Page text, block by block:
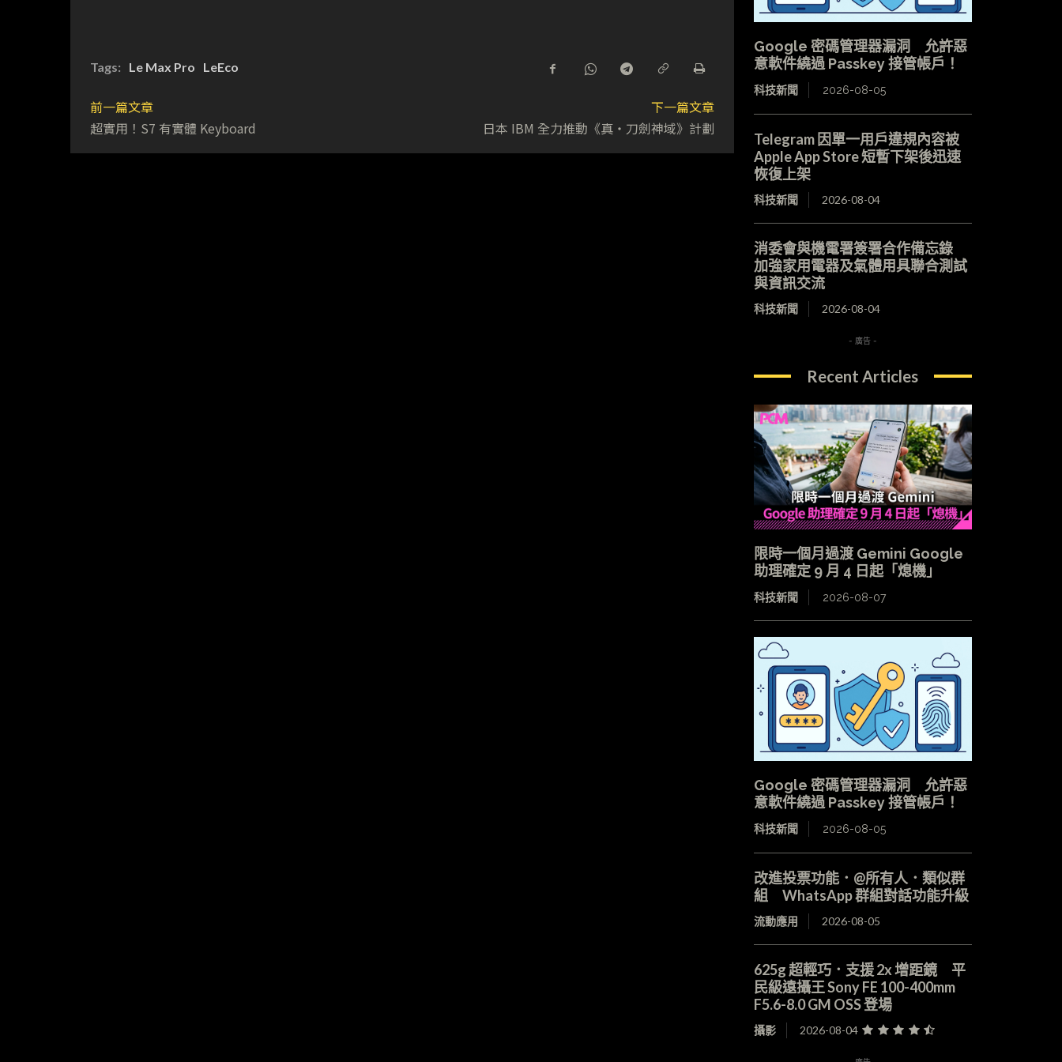
Tags: Le Max Pro LeEco
前一篇文章
超實用！S7 有實體 Keyboard
下一篇文章
日本 IBM 全力推動《真‧刀劍神域》計劃
Google 密碼管理器漏洞 允許惡
意軟件繞過 Passkey 接管帳戶！
科技新聞 2026-08-05
Telegram 因單一用戶違規內容被
Apple App Store 短暫下架後迅速
恢復上架
科技新聞 2026-08-04
消委會與機電署簽署合作備忘錄
加強家用電器及氣體用具聯合測試
與資訊交流
科技新聞 2026-08-04
- 廣告 -
Recent Articles
限時一個月過渡 Gemini Google
助理確定 9 月 4 日起「熄機」
科技新聞 2026-08-07
Google 密碼管理器漏洞 允許惡
意軟件繞過 Passkey 接管帳戶！
科技新聞 2026-08-05
改進投票功能．@所有人．類似群
組 WhatsApp 群組對話功能升級
流動應用 2026-08-05
625g 超輕巧．支援 2x 增距鏡 平
民級遠攝王 Sony FE 100-400mm
F5.6-8.0 GM OSS 登場
攝影 2026-08-04